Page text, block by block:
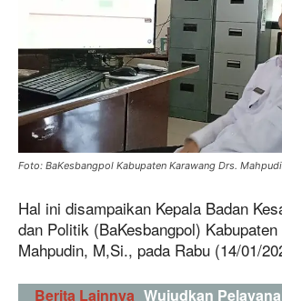
Foto: BaKesbangpol Kabupaten Karawang Drs.
Hal ini disampaikan Kepala Badan
dan Politik (BaKesbangpol)
Mahpudin, M,Si., pada Rabu (14/01/
Berita Lainnya Wujudkan